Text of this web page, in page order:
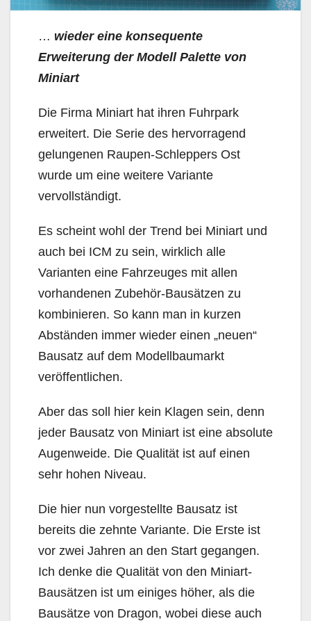
… wieder eine konsequente
Erweiterung der Modell Palette von
Miniart
Die Firma Miniart hat ihren Fuhrpark
erweitert. Die Serie des hervorragend
gelungenen Raupen-Schleppers Ost
wurde um eine weitere Variante
vervollständigt.
Es scheint wohl der Trend bei Miniart und
auch bei ICM zu sein, wirklich alle
Varianten eine Fahrzeuges mit allen
vorhandenen Zubehör-Bausätzen zu
kombinieren. So kann man in kurzen
Abständen immer wieder einen „neuen“
Bausatz auf dem Modellbaumarkt
veröffentlichen.
Aber das soll hier kein Klagen sein, denn
jeder Bausatz von Miniart ist eine absolute
Augenweide. Die Qualität ist auf einen
sehr hohen Niveau.
Die hier nun vorgestellte Bausatz ist
bereits die zehnte Variante. Die Erste ist
vor zwei Jahren an den Start gegangen.
Ich denke die Qualität von den Miniart-
Bausätzen ist um einiges höher, als die
Bausätze von Dragon, wobei diese auch